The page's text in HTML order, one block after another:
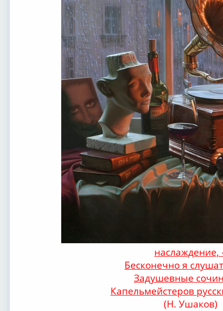
наслаждение,
Бесконечно я
Задушевные
Капельмейстеров
(Н. Ушаков)